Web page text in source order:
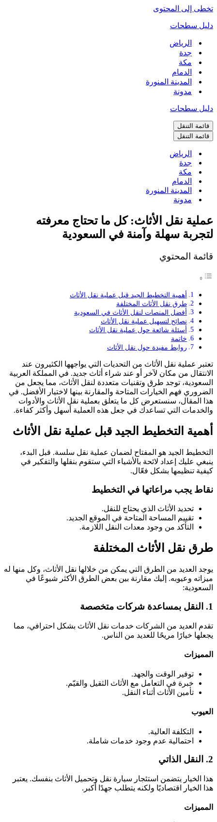
تخطى إلى المحتوى
دليل سطحات
الرياض
جدة
مكة
الدمام
المدينة المنورة
مدونة
دليل سطحات
قائمة التنقل
قائمة التنقل
الرياض
جدة
مكة
الدمام
المدينة المنورة
مدونة
عملية نقل الأثاث: كل ما تحتاج معرفته
لتجربة سهلة وآمنة في السعودية
قائمة المحتوي
أهمية التخطيط الجيد قبل عملية نقل الأثاث
طرق نقل الأثاث المختلفة
أفضل المنصات لنقل الأثاث في السعودية
نصائح لتسهيل عملية نقل الأثاث
أسئلة شائعة حول عملية نقل الأثاث
خاتمة
روابط مفيدة حول نقل الأثاث
تعتبر عملية نقل الأثاث من التحديات التي يواجهها الكثيرون عند
الانتقال من مكان لآخر أو عند شراء أثاث جديد. في المملكة العربية
السعودية، توجد طرق وتقنيات متعددة لنقل الأثاث، مما يجعل من
الضروري فهم الخيارات المتاحة والمقارنة بينها لاختيار الأفضل. في
هذا المقال، سنستعرض كل ما يتعلق بعملية نقل الأثاث والأدوات
والخدمات التي تساعدك في جعل هذه العملية أسهل وأكثر كفاءة.
أهمية التخطيط الجيد قبل عملية نقل الأثاث
التخطيط الجيد هو المفتاح لضمان عملية نقل سلسة. قبل البدء،
ينبغي عليك إعداد لائحة بالأشياء التي ستقوم بنقلها والتفكير في
كيفية تنظيمها بشكل فعّال.
نقاط يجب مراعاتها في التخطيط
تحديد الأثاث الذي يحتاج للنقل.
تقييم المساحة المتاحة في الموقع الجديد.
التأكد من وجود معدات النقل اللازمة.
طرق نقل الأثاث المختلفة
يوجد العديد من الطرق التي يمكن من خلالها نقل الأثاث، وكل منها له
ميزاته وعيوبه. إليك مقارنة بين بعض الطرق الأكثر شيوعًا في
السعودية:
1. النقل بمساعدة شركات متخصصة
تقدم العديد من الشركات خدمات نقل الأثاث بشكل احترافي، مما
يجعلها خيارًا مريحًا للعديد من الناس.
المميزات
توفير الوقت والجهد.
خبرة في التعامل مع الأثاث الثقيل والقيّم.
تأمين الأثاث أثناء النقل.
العيوب
التكلفة العالية.
احتمالية عدم وجود خدمات شاملة.
2. النقل الذاتي
هذا الخيار يتضمن استئجار سيارة نقل وتحميل الأثاث بنفسك. يعتبر
هذا الخيار اقتصاديًا ولكنه يتطلب جهدًا أكبر.
المميزات